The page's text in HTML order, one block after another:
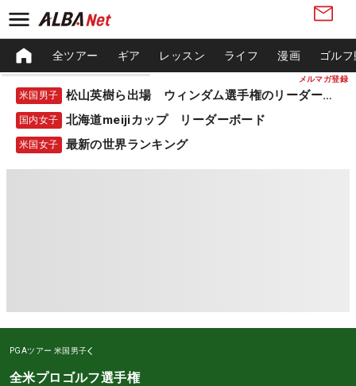
メルマガ登録
全ツアー ギア レッスン ライフ 漫画 ゴル
米国男子 松山英樹ら出場 ウィンダム選手権のリーダーボード
国内女子 北海道meijiカップ リーダーボード
米国女子 最新の世界ランキング
PGAツアー 米国男子
全米プロゴルフ選手権